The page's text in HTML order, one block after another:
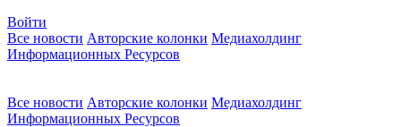
Войти
Все новости Авторские колонки Медиахолдинг
Информационных Ресурсов
Все новости Авторские колонки Медиахолдинг
Информационных Ресурсов